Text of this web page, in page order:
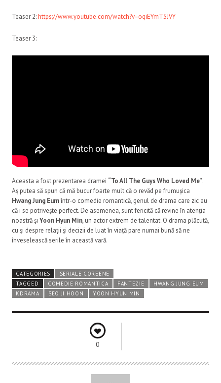
Teaser 2:https://www.youtube.com/watch?v=oqiEYmTSJVY
Teaser 3:
Aceasta a fost prezentarea dramei “To All The Guys Who Loved Me”.
Aș putea să spun că mă bucur foarte mult că o revăd pe frumușica
Hwang Jung Eumîntr-o comedie romantică, genul de drama care zic eu
că i se potrivește perfect. De asemenea, sunt fericită că revine în atenția
noastră și Yoon Hyun Min, un actor extrem de talentat. O drama plăcută,
cu și despre relații și decizii de luat în viață pare numai bună să ne
înveselească serile în această vară.
CATEGORIES
SERIALE COREENE
TAGGED
COMEDIE ROMANTICA FANTEZIE
HWANG JUNG EUM
KDRAMA
SEO JI HOON YOON HYUN MIN
0